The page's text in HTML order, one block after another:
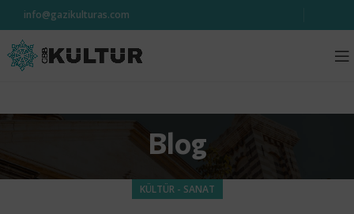
info@gazikulturas.com
Blog
KÜLTÜR - SANAT